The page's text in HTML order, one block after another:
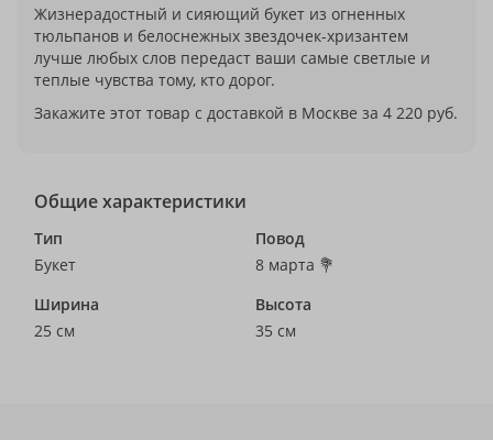
Жизнерадостный и сияющий букет из огненных
тюльпанов и белоснежных звездочек-хризантем
лучше любых слов передаст ваши самые светлые и
теплые чувства тому, кто дорог.
Закажите этот товар с доставкой в Москве за 4 220 руб.
Общие характеристики
Тип
Букет
Повод
8 марта 💐
Ширина
25 см
Высота
35 см